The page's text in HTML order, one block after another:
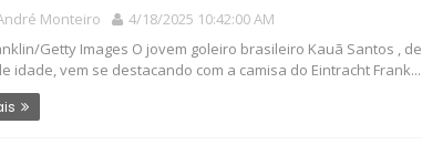
Monteiro
4/18/2025 10:42:00 AM
Getty Images O jovem goleiro brasileiro Kauã Santos , de
idade, vem se destacando com a camisa do Eintracht Frank...